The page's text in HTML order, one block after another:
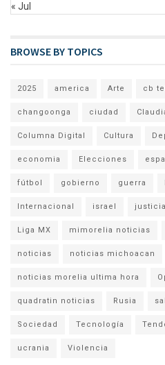
« Jul
BROWSE BY TOPICS
2025 america Arte cb
changoonga ciudad
Columna Digital Cultura
economia Elecciones
fútbol gobierno guerra
Internacional israel justicia
Liga MX mimorelia noticias
noticias noticias michoacan
noticias morelia ultima hora
quadratin noticias Rusia
Sociedad Tecnología
ucrania Violencia